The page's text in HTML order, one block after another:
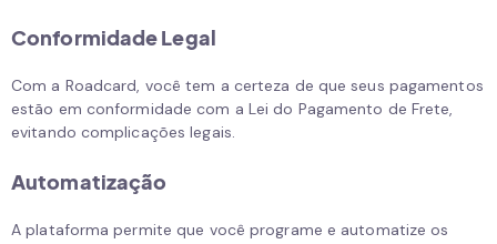
Conformidade Legal
Com a Roadcard, você tem a certeza de que seus pagamentos
estão em conformidade com a Lei do Pagamento de Frete,
evitando complicações legais.
Automatização
A plataforma permite que você programe e automatize os